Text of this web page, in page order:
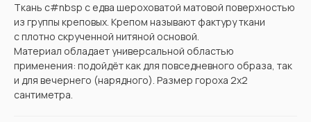
Ткань с#nbsp с едва шероховатой матовой поверхностью
из группы креповых. Крепом называют фактуру ткани
с плотно скрученной нитяной основой.
Материал обладает универсальной областью
применения: подойдёт как для повседневного образа, так
и для вечернего (нарядного). Размер гороха 2х2
сантиметра.